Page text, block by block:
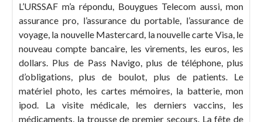
L’URSSAF m’a répondu, Bouygues Telecom aussi, mon
assurance pro, l’assurance du portable, l’assurance de
voyage, la nouvelle Mastercard, la nouvelle carte Visa, le
nouveau compte bancaire, les virements, les euros, les
dollars. Plus de Pass Navigo, plus de téléphone, plus
d’obligations, plus de boulot, plus de patients. Le
matériel photo, les cartes mémoires, la batterie, mon
ipod. La visite médicale, les derniers vaccins, les
médicaments, la trousse de premier secours. La fête de